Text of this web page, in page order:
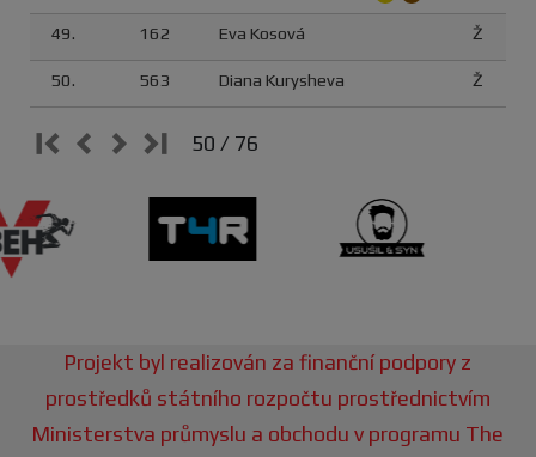
49. 162 Eva Kosová Ž
50. 563 Diana Kurysheva Ž
50 / 76
Projekt byl realizován za finanční podpory z
prostředků státního rozpočtu prostřednictvím
Ministerstva průmyslu a obchodu v programu The